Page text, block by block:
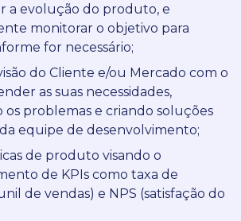
a evolução do produto, e
monitorar o objetivo para
for necessário;
do Cliente e/ou Mercado com o
as suas necessidades,
problemas e criando soluções
equipe de desenvolvimento;
de produto visando o
de KPIs como taxa de
de vendas) e NPS (satisfação do